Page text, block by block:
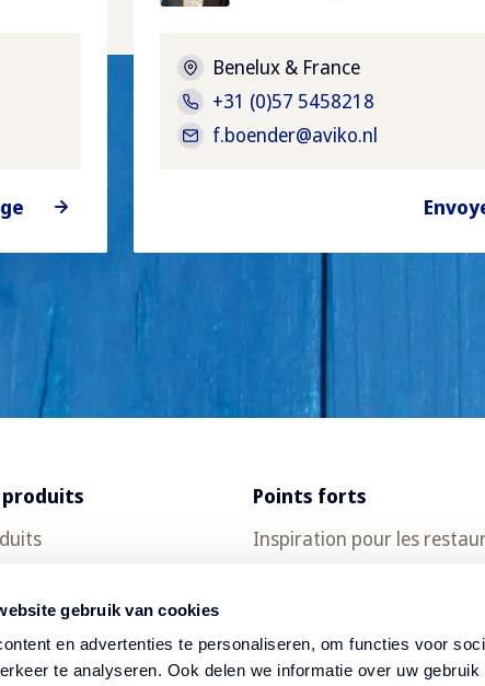
gebruik van cookies
en advertenties te personaliseren, om functies voor
te analyseren. Ook delen we informatie over uw
Benelux & France
+31 (0)57 5458218
f.boender@aviko.nl
produits
Points forts
Inspiration pour les